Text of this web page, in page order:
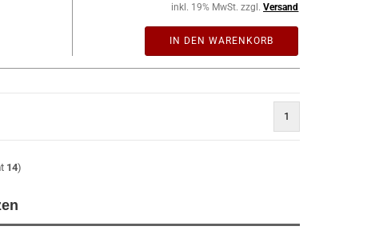
inkl. 19% MwSt. zzgl.Versand
IN DEN WARENKORB
1
14)